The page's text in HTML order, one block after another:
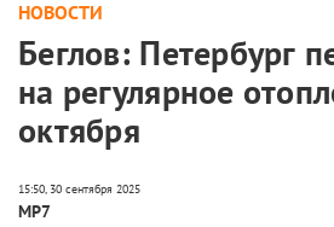
НОВОСТИ
Беглов: Петербург
на регулярное
октября
МР7